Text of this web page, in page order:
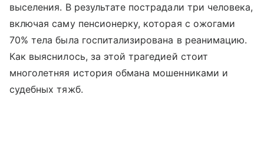
выселения. В результате пострадали три человека,
включая саму пенсионерку, которая с ожогами
70% тела была госпитализирована в реанимацию.
Как выяснилось, за этой трагедией стоит
многолетняя история обмана мошенниками и
судебных тяжб.